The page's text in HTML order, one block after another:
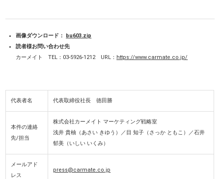
画像ダウンロード：
bu603.zip
読者様お問い合わせ先
カーメイト TEL：03-5926-1212 URL： https://www.carmate.co.jp/
代表者名 代表取締役社長 徳田勝
本件の連絡
先/担当
株式会社カーメイト マーケティング戦略室
浅井 貴柚（あさい きゆう）／目 知子（さっか ともこ）／石井
郁美（いしい いくみ）
メールアド
レス
press@carmate.co.jp